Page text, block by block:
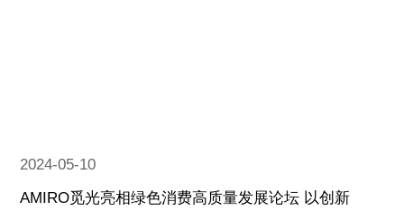
2024-05-10
AMIRO觅光亮相绿色消费高质量发展论坛 以创新